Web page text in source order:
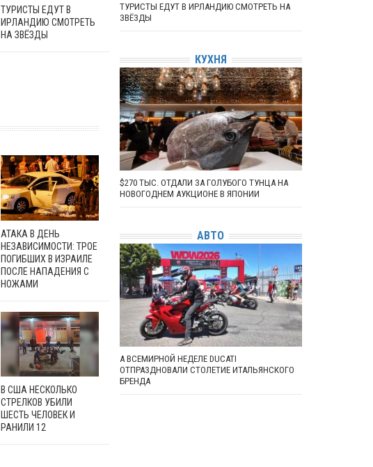
ТУРИСТЫ ЕДУТ В
ИРЛАНДИЮ СМОТРЕТЬ
НА ЗВЁЗДЫ
АТАКА В ДЕНЬ
НЕЗАВИСИМОСТИ: ТРОЕ
ПОГИБШИХ В ИЗРАИЛЕ
ПОСЛЕ НАПАДЕНИЯ С
НОЖАМИ
В США НЕСКОЛЬКО
СТРЕЛКОВ УБИЛИ
ШЕСТЬ ЧЕЛОВЕК И
РАНИЛИ 12
ТУРИСТЫ ЕДУТ В ИРЛАНДИЮ СМОТРЕТЬ НА
ЗВЁЗДЫ
КУХНЯ
$270 ТЫС. ОТДАЛИ ЗА ГОЛУБОГО ТУНЦА НА
НОВОГОДНЕМ АУКЦИОНЕ В ЯПОНИИ
АВТО
А ВСЕМИРНОЙ НЕДЕЛЕ DUCATI
ОТПРАЗДНОВАЛИ СТОЛЕТИЕ ИТАЛЬЯНСКОГО
БРЕНДА